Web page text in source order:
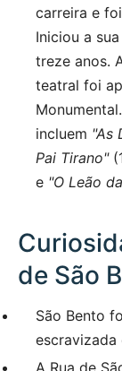
carreira e
Iniciou a
treze anos.
teatral foi
incluem "As
Pai Tirano"
e "O Leão
de São
São Bento
escravizada